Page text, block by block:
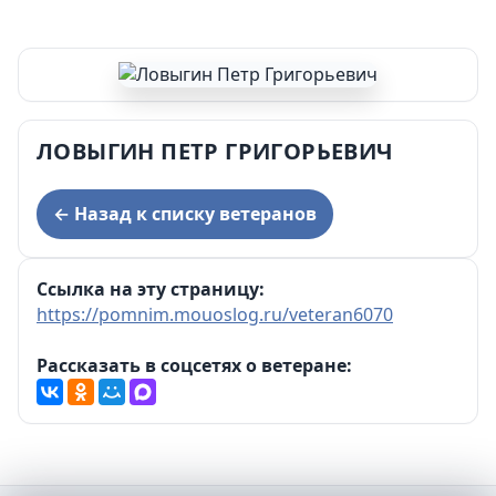
ЛОВЫГИН ПЕТР ГРИГОРЬЕВИЧ
← Назад к списку ветеранов
Ссылка на эту страницу:
https://pomnim.mouoslog.ru/veteran6070
Рассказать в соцсетях о ветеране: